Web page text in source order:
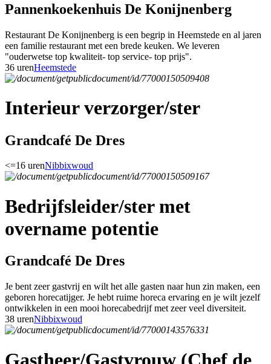
Pannenkoekenhuis De Konijnenberg
Restaurant De Konijnenberg is een begrip in Heemstede en al jaren
een familie restaurant met een brede keuken. We leveren
"ouderwetse top kwaliteit- top service- top prijs".
36 urenHeemstede
Interieur verzorger/ster
Grandcafé De Dres
<=16 urenNibbixwoud
Bedrijfsleider/ster met
overname potentie
Grandcafé De Dres
Je bent zeer gastvrij en wilt het alle gasten naar hun zin maken, een
geboren horecatijger. Je hebt ruime horeca ervaring en je wilt jezelf
ontwikkelen in een mooi horecabedrijf met zeer veel diversiteit.
38 urenNibbixwoud
Gastheer/Gastvrouw (Chef de